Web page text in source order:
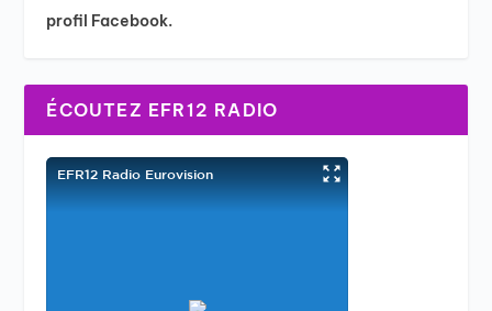
profil Facebook.
ÉCOUTEZ EFR12 RADIO